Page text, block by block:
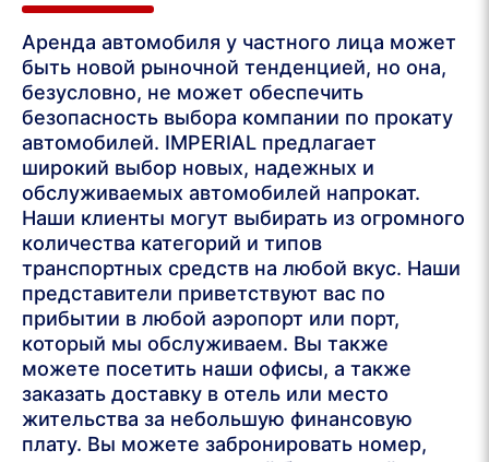
Аренда автомобиля у частного лица может
быть новой рыночной тенденцией, но она,
безусловно, не может обеспечить
безопасность выбора компании по прокату
автомобилей. IMPERIAL предлагает
широкий выбор новых, надежных и
обслуживаемых автомобилей напрокат.
Наши клиенты могут выбирать из огромного
количества категорий и типов
транспортных средств на любой вкус. Наши
представители приветствуют вас по
прибытии в любой аэропорт или порт,
который мы обслуживаем. Вы также
можете посетить наши офисы, а также
заказать доставку в отель или место
жительства за небольшую финансовую
плату. Вы можете забронировать номер,